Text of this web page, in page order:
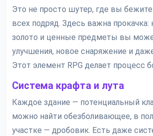
Это не просто шутер, где вы бежите
всех подряд. Здесь важна прокачка:
золото и ценные предметы вы
улучшения, новое снаряжение и
Этот элемент RPG делает процесс
Система крафта и лута
Каждое здание — потенциальный
можно найти обезболивающее, в
участке — дробовик. Есть даже